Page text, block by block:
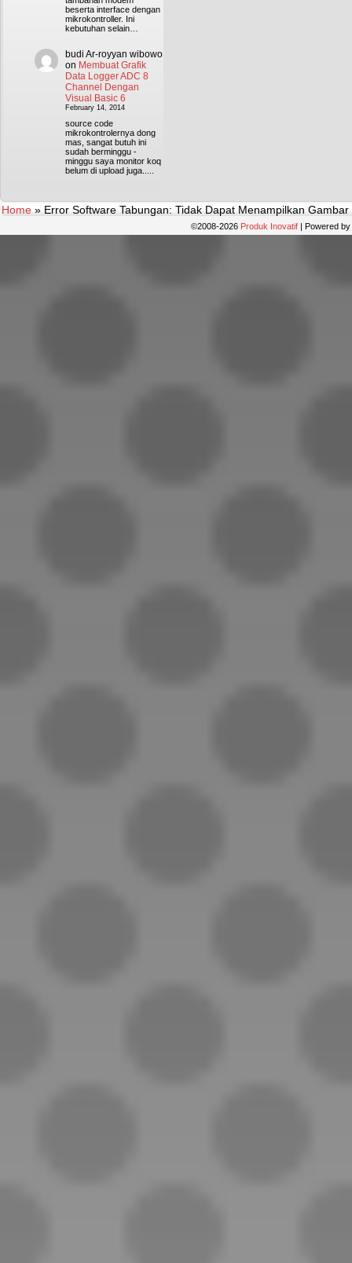
beserta interface dengan
mikrokontroller. Ini
kebutuhan selain…
budi Ar-royyan wibowo
on Membuat Grafik
Data Logger ADC 8
Channel Dengan
Visual Basic 6
February 14, 2014
source code
mikrokontrolernya dong
mas, sangat butuh ini
sudah berminggu -
minggu saya monitor koq
belum di upload juga.....
Home » Error Software Tabungan: Tidak Dapat Menampilkan Gambar
©2008-2026 Produk Inovatif | Powered by